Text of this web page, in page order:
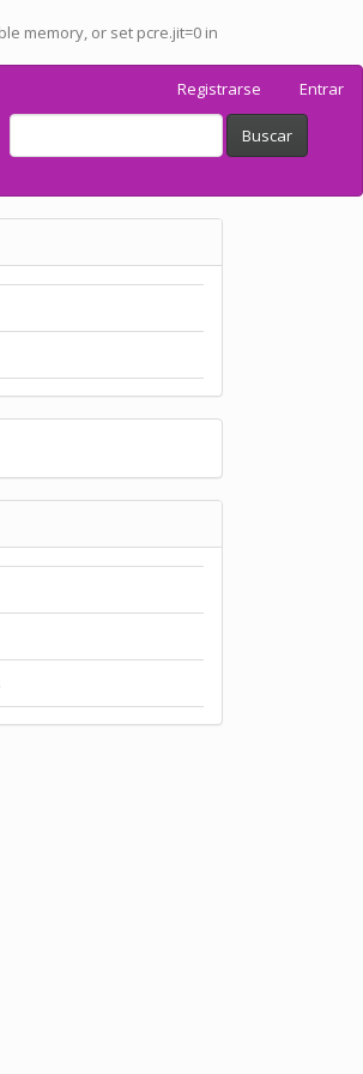
memory, or set pcre.jit=0 in
Registrarse Entrar
Buscar